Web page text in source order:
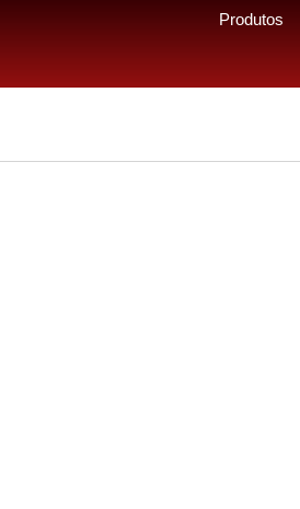
Produtos